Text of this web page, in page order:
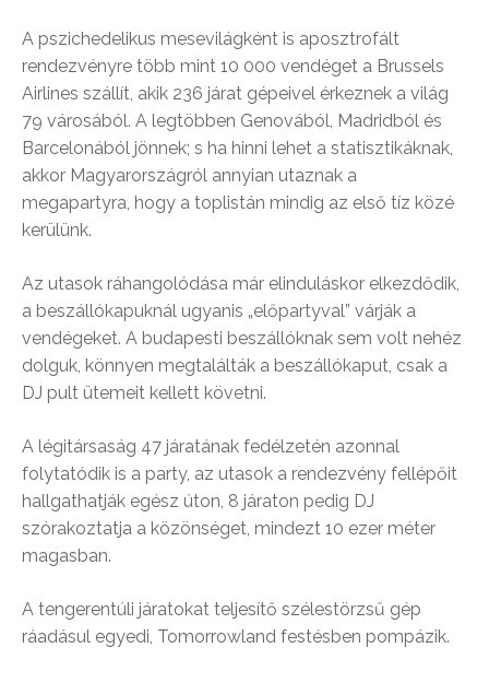
A pszichedelikus mesevilágként is aposztrofált
rendezvényre több mint 10 000 vendéget a Brussels
Airlines szállít, akik 236 járat gépeivel érkeznek a világ
79 városából. A legtöbben Genovából, Madridból és
Barcelonából jönnek; s ha hinni lehet a statisztikáknak,
akkor Magyarországról annyian utaznak a
megapartyra, hogy a toplistán mindig az első tíz közé
kerülünk.
Az utasok ráhangolódása már elinduláskor elkezdődik,
a beszállókapuknál ugyanis „előpartyval” várják a
vendégeket. A budapesti beszállóknak sem volt nehéz
dolguk, könnyen megtalálták a beszállókaput, csak a
DJ pult ütemeit kellett követni.
A légitársaság 47 járatának fedélzetén azonnal
folytatódik is a party, az utasok a rendezvény fellépőit
hallgathatják egész úton, 8 járaton pedig DJ
szórakoztatja a közönséget, mindezt 10 ezer méter
magasban.
A tengerentúli járatokat teljesítő szélestörzsű gép
ráadásul egyedi, Tomorrowland festésben pompázik.